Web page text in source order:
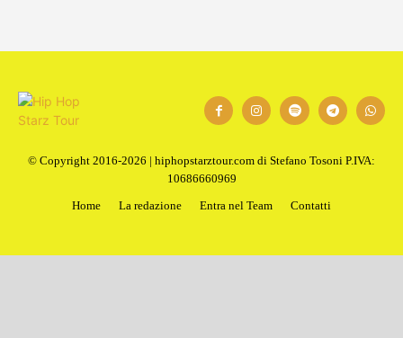
© Copyright 2016-2026 | hiphopstarztour.com di Stefano Tosoni P.IVA:
10686660969
Home
La redazione Entra nel Team Contatti